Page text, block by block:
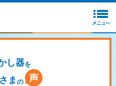
し器を
ま の